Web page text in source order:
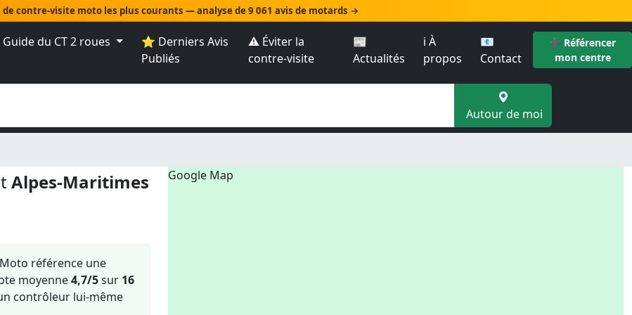
de contre-visite moto les plus courants — analyse de 9 061 avis de motards →
Guide du CT 2 roues
⭐ Derniers Avis
Publiés
⚠️ Éviter la
contre-visite
📰
Actualités
ℹ️ À
propos
📧
Contact
➕ Référencer
mon centre
Autour de moi
Alpes-Maritimes
référence une
moyenne4,7/5sur 16
contrôleur lui-même
Google Map